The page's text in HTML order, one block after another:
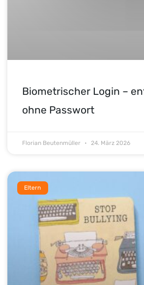
Biometrischer Login –
ohne Passwort
Florian Beutenmüller 24. März 2026
Eltern